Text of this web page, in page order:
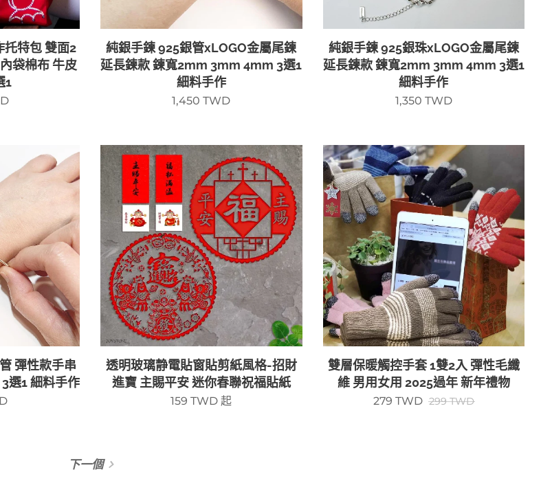
托特包 雙面2
袋棉布 牛皮
1
純銀手鍊 925銀管xLOGO金屬尾鍊
延長鍊款 鍊寬2mm 3mm 4mm 3選1
細料手作
1,450 TWD
純銀手鍊 925銀珠xLOGO金屬尾鍊
延長鍊款 鍊寬2mm 3mm 4mm 3選1
細料手作
1,350 TWD
彈性款手串
選1 細料手作
透明玻璃静電貼窗貼剪紙風格-招財
進寶 主賜平安 迷你春聯祝福貼紙
159 TWD 起
雙層保暖觸控手套 1雙2入 彈性毛纖
維 男用女用 2025過年 新年禮物
279 TWD 299TWD
下一個